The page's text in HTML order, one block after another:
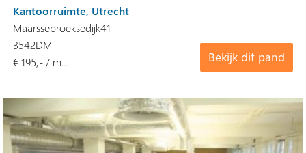
Kantoorruimte, Utrecht
Maarssebroeksedijk41
Bekijk dit pand
3542DM
€ 195,- / m…